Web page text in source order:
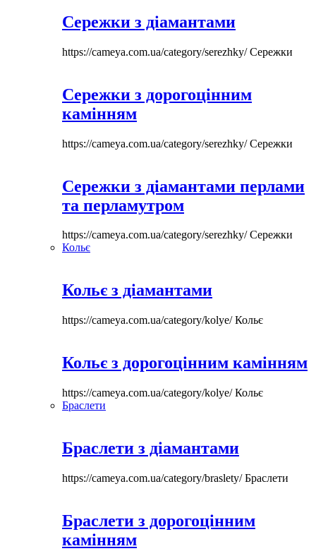
Сережки з діамантами
https://cameya.com.ua/category/serezhky/Сережки
Сережки з дорогоцінним
камінням
https://cameya.com.ua/category/serezhky/Сережки
Сережки з діамантами перлами
та перламутром
https://cameya.com.ua/category/serezhky/Сережки
Кольє
Кольє з діамантами
https://cameya.com.ua/category/kolye/Кольє
Кольє з дорогоцінним камінням
https://cameya.com.ua/category/kolye/Кольє
Браслети
Браслети з діамантами
https://cameya.com.ua/category/braslety/Браслети
Браслети з дорогоцінним
камінням